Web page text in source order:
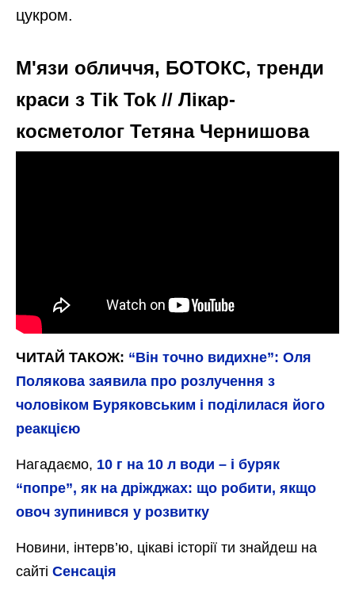
цукром.
М'язи обличчя, БОТОКС, тренди
краси з Tik Tok // Лікар-
косметолог Тетяна Чернишова
ЧИТАЙ ТАКОЖ: “Він точно видихне”: Оля
Полякова заявила про розлучення з
чоловіком Буряковським і поділилася його
реакцією
Нагадаємо, 10 г на 10 л води – і буряк
“попре”, як на дріжджах: що робити, якщо
овоч зупинився у розвитку
Новини, інтерв’ю, цікаві історії ти знайдеш на
сайті Сенсація